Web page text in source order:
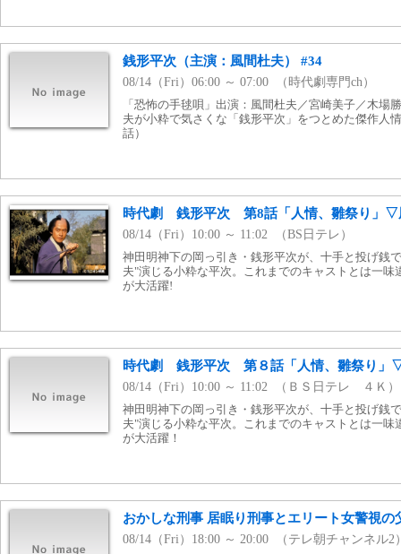
銭形平次（主演：風間杜夫） #34
08/14（Fri）06:00 ～ 07:00 （時代劇専門ch）
「恐怖の手毬唄」出演：風間杜夫／宮崎美子／木
夫が小粋で気さくな「銭形平次」をつとめた傑作人
話）
時代劇 銭形平次 第8話「人情、雛祭り」▽
08/14（Fri）10:00 ～ 11:02 （BS日テレ）
神田明神下の岡っ引き・銭形平次が、十手と投げ銭
夫"演じる小粋な平次。これまでのキャストとは一味
が大活躍!
時代劇 銭形平次 第８話「人情、雛祭り」
08/14（Fri）10:00 ～ 11:02 （ＢＳ日テレ ４Ｋ）
神田明神下の岡っ引き・銭形平次が、十手と投げ銭
夫"演じる小粋な平次。これまでのキャストとは一味
が大活躍！
おかしな刑事 居眠り刑事とエリート女警視の
08/14（Fri）18:00 ～ 20:00 （テレ朝チャンネル2